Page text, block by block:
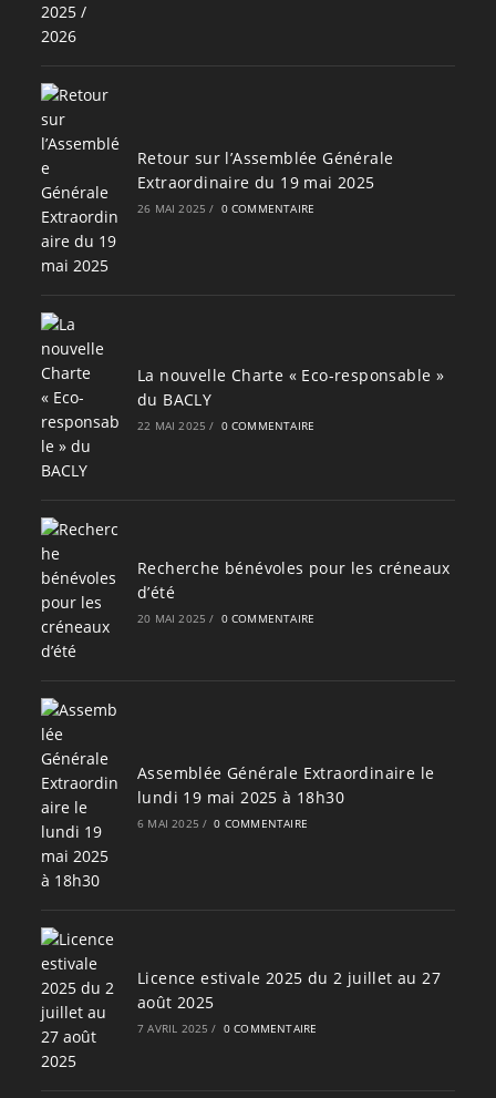
Retour sur l’Assemblée Générale
Extraordinaire du 19 mai 2025
26 MAI 2025 / 0 COMMENTAIRE
La nouvelle Charte « Eco-responsable »
du BACLY
22 MAI 2025 / 0 COMMENTAIRE
Recherche bénévoles pour les créneaux
d’été
20 MAI 2025 / 0 COMMENTAIRE
Assemblée Générale Extraordinaire le
lundi 19 mai 2025 à 18h30
6 MAI 2025 / 0 COMMENTAIRE
Licence estivale 2025 du 2 juillet au 27
août 2025
7 AVRIL 2025 / 0 COMMENTAIRE